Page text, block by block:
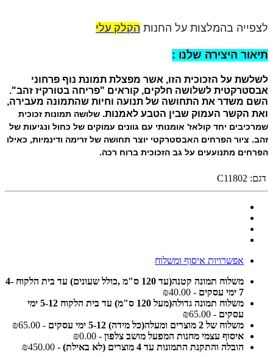
לצפייה בהמלצות על החנות הקלק עלי
תיאור היצירה שלנו :
לשלשת על הזכוכית הזו, אשר מפצלת תמונת נוף פרחוני
אבסטרקטית לשלושה חלקים, קוראים "פריחה בטורקיז זהב".
השם משדר את התחושה של תנועה וחיות שהתמונה מעבירה,
ואת הקשר העמוק שבין הטבע לאמנות. שלושה תמונות זכוכית
שמרכיבים יחד קולאז' אומנותי עם גוונים עמוקים של כחול ונגיעות של
זהב. ציור הפרחים האבסטרקטי יוצר תחושה של זרימה ודינמיות, כאילו
הפרחים מתנועעים על גב הזכוכית ברוח רכה.
דגם: C11802
אפשרויות איסוף ומשלוח
משלוח תמונה קטנה(עד 120 ס"מ ,כולל שעונים) עד בית הלקוח 4-
7 ימי עסקים
- ₪40.00
משלוח תמונה גדולה(מעל 120 ס"מ) עד בית הלקוח 5-12 ימי
עסקים - ₪65.00
משלוח של 2 מוצרים ומעלה(כל מידה) 5-12 ימי עסקים
- ₪65.00
איסוף עצמי מחנות המפעל מושב צלפון - ₪0.00
הובלה והתקנת התמונות עד 4 מוצרים (לא באילת)
- ₪450.00